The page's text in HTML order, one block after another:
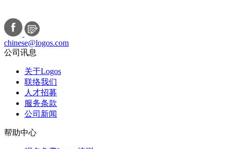
chinese@logos.com
公司讯息
关于Logos
联络我们
人才招募
服务条款
公司新闻
帮助中心